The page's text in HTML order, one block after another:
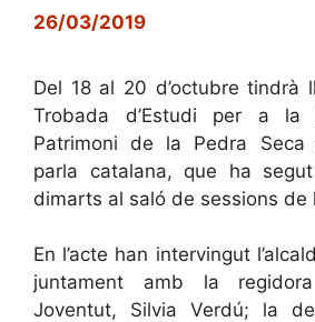
26/03/2019
Del 18 al 20 d’octubre tindrà
Trobada d’Estudi per a la
Patrimoni de la Pedra
parla catalana, que ha
dimarts al saló de sessions de
En l’acte han intervingut
juntament amb la
Joventut, Silvia Verdú; la